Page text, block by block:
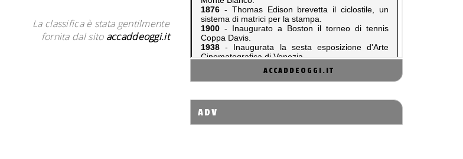
La classifica è stata gentilmente
fornita dal sito accaddeoggi.it
ACCADDEOGGI.IT
ADV